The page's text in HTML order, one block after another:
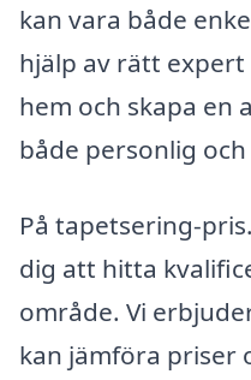
kan vara både
hjälp av rätt
hem och skapa en
både personlig
På tapetsering-
dig att hitta
område. Vi
kan jämföra priser